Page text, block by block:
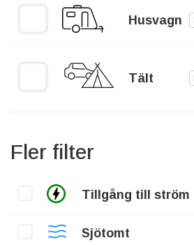
Husvagn
Tält
Fler filter
Tillgång till ström
Sjötomt